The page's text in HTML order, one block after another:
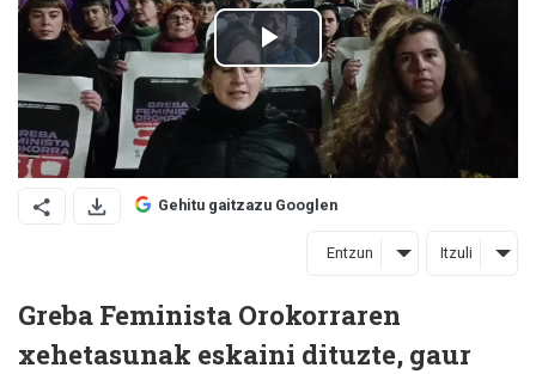
Gehitu gaitzazu Googlen
Entzun Itzuli
Greba Feminista Orokorraren
xehetasunak eskaini dituzte, gaur